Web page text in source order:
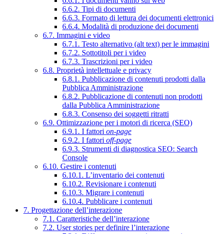
6.6.2. Tipi di documenti
6.6.3. Formato di lettura dei documenti elettronici
6.6.4. Modalità di produzione dei documenti
6.7. Immagini e video
6.7.1. Testo alternativo (alt text) per le immagini
6.7.2. Sottotitoli per i video
6.7.3. Trascrizioni per i video
6.8. Proprietà intellettuale e privacy
6.8.1. Pubblicazione di contenuti prodotti dalla
Pubblica Amministrazione
6.8.2. Pubblicazione di contenuti non prodotti
dalla Pubblica Amministrazione
6.8.3. Consenso dei soggetti ritratti
6.9. Ottimizzazione per i motori di ricerca (SEO)
6.9.1. I fattori on-page
6.9.2. I fattori off-page
6.9.3. Strumenti di diagnostica SEO: Search
Console
6.10. Gestire i contenuti
6.10.1. L’inventario dei contenuti
6.10.2. Revisionare i contenuti
6.10.3. Migrare i contenuti
6.10.4. Pubblicare i contenuti
7. Progettazione dell’interazione
7.1. Caratteristiche dell’interazione
7.2. User stories per definire l’interazione